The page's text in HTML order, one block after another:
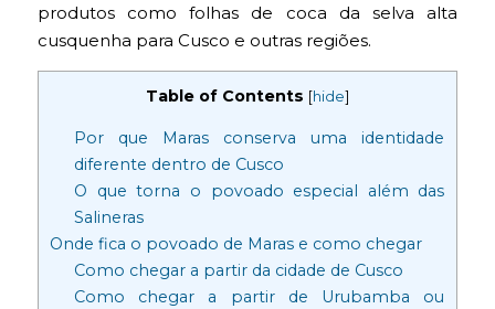
produtos como folhas de coca da selva alta
cusquenha para Cusco e outras regiões.
Table of Contents [hide]
Por que Maras conserva uma identidade
diferente dentro de Cusco
O que torna o povoado especial além das
Salineras
Onde fica o povoado de Maras e como chegar
Como chegar a partir da cidade de Cusco
Como chegar a partir de Urubamba ou